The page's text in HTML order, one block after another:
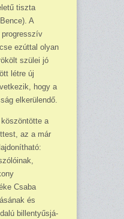
tiszta
A
ezúttal olyan
szü­lei jó
létre új
hogy a
elkerülendő.
a
az a már
Csaba
és
billentyűsjá­